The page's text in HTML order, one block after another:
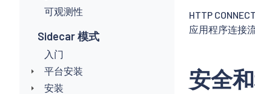
可观测性
Sidecar 模式
入门
平台安装
安装
HTTP
应用程序连接
安全